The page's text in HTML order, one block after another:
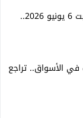
أسعار الأسمنت اليوم السبت 6 يونيو 2026..
في الأسواق.. تراجع